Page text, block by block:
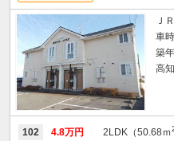
Ｊ
車
築
高
102 4.8万円 2LDK（50.68ｍ